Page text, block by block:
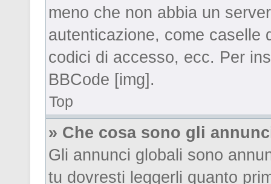
meno che non abbia un
autenticazione, come caselle
codici di accesso, ecc. Per
BBCode [img].
Top
» Che cosa sono gli
Gli annunci globali sono
tu dovresti leggerli quanto